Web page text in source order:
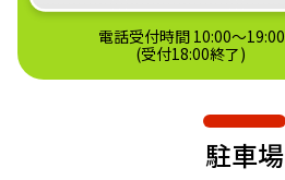
電話受付時間 10:00～19:00
(受付18:00終了)
駐車場